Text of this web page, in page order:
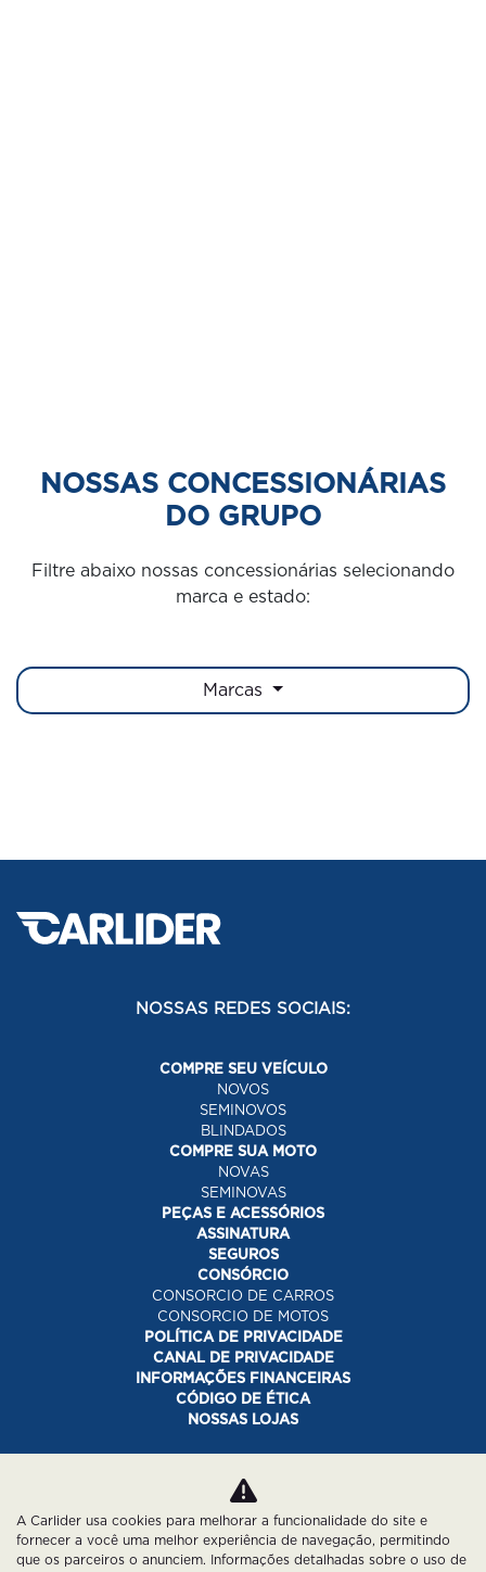
NOSSAS CONCESSIONÁRIAS
DO GRUPO
Filtre abaixo nossas concessionárias selecionando
marca e estado:
Marcas
NOSSAS REDES SOCIAIS:
COMPRE SEU VEÍCULO
NOVOS
SEMINOVOS
BLINDADOS
COMPRE SUA MOTO
NOVAS
SEMINOVAS
PEÇAS E ACESSÓRIOS
ASSINATURA
SEGUROS
CONSÓRCIO
CONSORCIO DE CARROS
CONSORCIO DE MOTOS
POLÍTICA DE PRIVACIDADE
CANAL DE PRIVACIDADE
INFORMAÇÕES FINANCEIRAS
CÓDIGO DE ÉTICA
NOSSAS LOJAS
Desacelere. Seu bem maior é a vida.
A Carlider usa cookies para melhorar a funcionalidade do site e
fornecer a você uma melhor experiência de navegação, permitindo
que os parceiros o anunciem. Informações detalhadas sobre o uso de